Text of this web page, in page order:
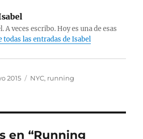
A veces escribo. Hoy es una de esas
todas las entradas de Isabel
2015 Categorías
NYC, running
en “Running